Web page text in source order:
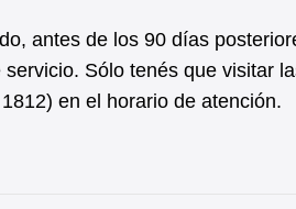
antes de los 90 días
Sólo tenés que visitar
en el horario de atención.